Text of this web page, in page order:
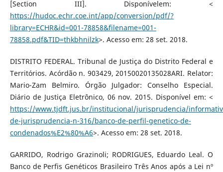
[Section III]. Disponívelem: <
https://hudoc.echr.coe.int/app/conversion/pdf/?
library=ECHR&id=001-78858&filename=001-
78858.pdf&TID=thkbhnilzk>. Acesso em: 28 set. 2018.
DISTRITO FEDERAL. Tribunal de Justiça do Distrito Federal e
Territórios. Acórdão n. 903429, 20150020135028ARI. Relator:
Mario-Zam Belmiro. Órgão Julgador: Conselho Especial.
Diário de Justiça Eletrônico, 06 nov. 2015. Disponível em: <
https://www.tjdft.jus.br/institucional/jurisprudencia/
de-jurisprudencia-n-316/banco-de-perfil-genetico-de-
condenados%E2%80%A6>. Acesso em: 28 set. 2018.
GARRIDO, Rodrigo Grazinoli; RODRIGUES, Eduardo Leal. O
Banco de Perfis Genéticos Brasileiro Três Anos após a Lei nº